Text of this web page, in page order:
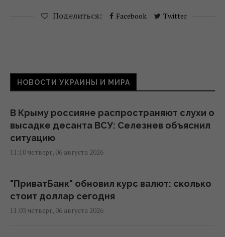
Поделиться: Facebook Twitter
НОВОСТИ УКРАИНЫ И МИРА
В Крыму россияне распространяют слухи о
высадке десанта ВСУ: Селезнев объяснил
ситуацию
11:10 четверг, 06 августа 2026
"ПриватБанк" обновил курс валют: сколько
стоит доллар сегодня
11:03 четверг, 06 августа 2026